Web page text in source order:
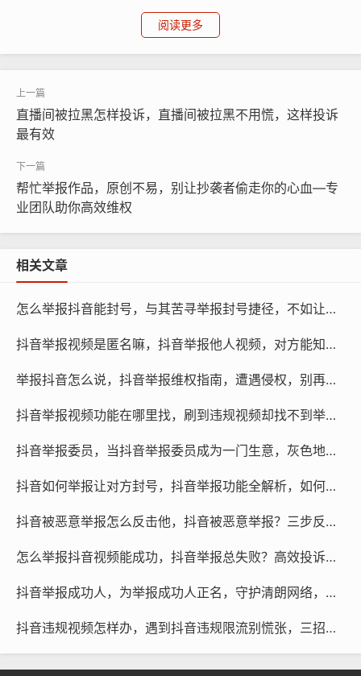
短视频代举报
微信咨询
本文链接： https://www.rtcyy.com/post/156855.html
快手举报器百分封号吗怎么弄
阅读更多
直播间被拉黑怎样投诉，直播间被拉黑不用慌，这样投诉
最有效
帮忙举报作品，原创不易，别让抄袭者偷走你的心血—专
业团队助你高效维权
相关文章
怎么举报抖音能封号，与其苦寻举报封号捷径，不如让专业团队为你破局
抖音举报视频是匿名嘛，抖音举报他人视频，对方能知道是我吗？
举报抖音怎么说，抖音举报维权指南，遭遇侵权，别再忍气吞声
抖音举报视频功能在哪里找，刷到违规视频却找不到举报入口？手把手教你守护清朗网络空间
抖音举报委员，当抖音举报委员成为一门生意，灰色地带的正义与隐忧
抖音如何举报让对方封号，抖音举报功能全解析，如何正确维权并让对方封号
抖音被恶意举报怎么反击他，抖音被恶意举报？三步反击守护账号安全
怎么举报抖音视频能成功，抖音举报总失败？高效投诉的关键细节与可行思路
抖音举报成功人，为举报成功人正名，守护清朗网络，需要每一份理性与坚持
抖音违规视频怎样办，遇到抖音违规限流别慌张，三招教你自检自救，关键时刻还得找专业后盾